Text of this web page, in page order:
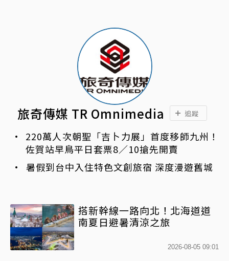
旅奇傳媒 TR Omnimedia 追蹤
220萬人次朝聖「吉卜力展」首度移師九州！
佐賀站早鳥平日套票8／10搶先開賣
暑假到台中入住特色文創旅宿 深度漫遊舊城
搭新幹線一路向北！北海道道
南夏日避暑清涼之旅
2026-08-05 09:01